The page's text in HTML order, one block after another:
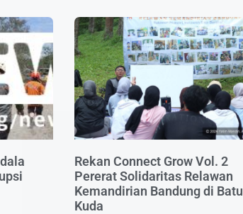
Rekan Connect Grow Vol. 2
Pererat Solidaritas Relawan
Kemandirian Bandung di Batu
Kuda